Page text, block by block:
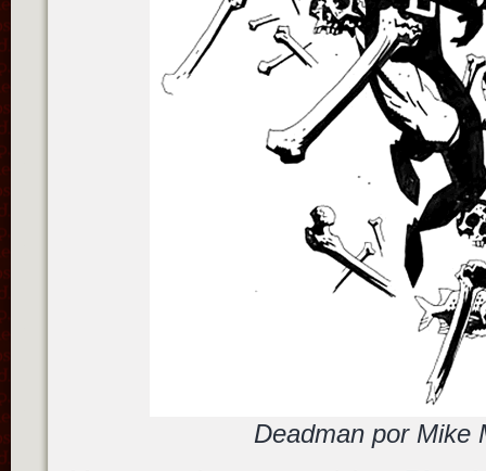
Deadman por Mike